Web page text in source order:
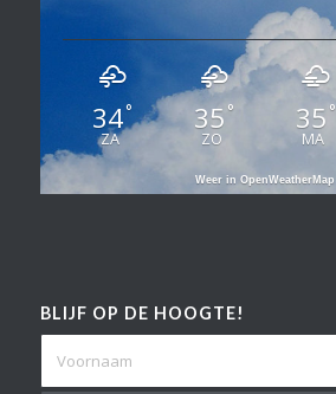
34°
ZA
35 °
ZO
35 °
MA
Weer in OpenWeatherMap
BLIJF OP DE HOOGTE!